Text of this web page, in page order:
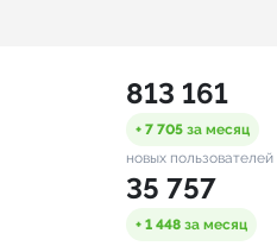
813 161
+ 7 705 за месяц
новых пользователей
35 757
+ 1 448 за месяц